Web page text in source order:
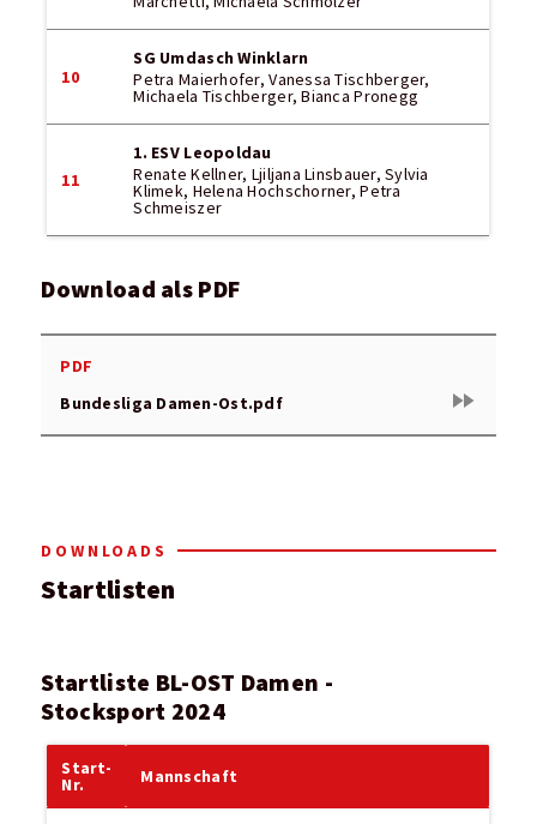
10
SG Umdasch Winklarn
Petra Maierhofer, Vanessa Tischberger,
Michaela Tischberger, Bianca Pronegg
11
1. ESV Leopoldau
Renate Kellner, Ljiljana Linsbauer, Sylvia
Klimek, Helena Hochschorner, Petra
Schmeiszer
Download als PDF
PDF
Bundesliga Damen-Ost.pdf
fast_forward
DOWNLOADS
Startlisten
Startliste BL-OST Damen -
Stocksport 2024
Start-
Nr. Mannschaft